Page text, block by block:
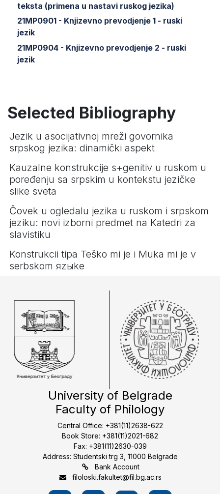
teksta (primena u nastavi ruskog jezika)
21MP0901 - Knjizevno prevodjenje 1 - ruski
jezik
21MP0904 - Knjizevno prevodjenje 2 - ruski
jezik
Selected Bibliography
Jezik u asocijativnoj mreži govornika
srpskog jezika: dinamički aspekt
Kauzalne konstrukcije s+genitiv u ruskom u
poređenju sa srpskim u kontekstu jezičke
slike sveta
Čovek u ogledalu jezika u ruskom i srpskom
jeziku: novi izborni predmet na Katedri za
slavistiku
Konstrukcii tipa Teško mi je i Muka mi je v
serbskom яzыke
University of Belgrade
Faculty of Philology
Central Office: +381(11)2638-622
Book Store: +381(11)2021-682
Fax: +381(11)2630-039
Address: Studentski trg 3, 11000 Belgrade
Bank Account
filoloski.fakultet@fil.bg.ac.rs